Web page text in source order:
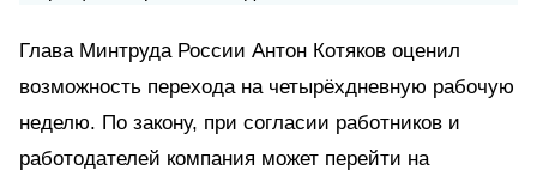
Глава Минтруда России Антон Котяков оценил
возможность перехода на четырёхдневную рабочую
неделю. По закону, при согласии работников и
работодателей компания может перейти на